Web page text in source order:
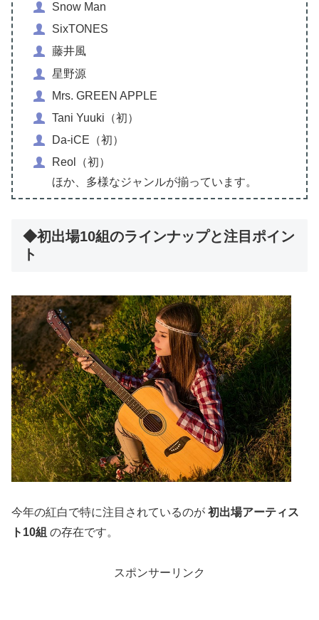
Snow Man
SixTONES
藤井風
星野源
Mrs. GREEN APPLE
Tani Yuuki（初）
Da-iCE（初）
Reol（初）
ほか、多様なジャンルが揃っています。
◆初出場10組のラインナップと注目ポイン
ト
今年の紅白で特に注目されているのが 初出場アーティス
ト10組 の存在です。
スポンサーリンク